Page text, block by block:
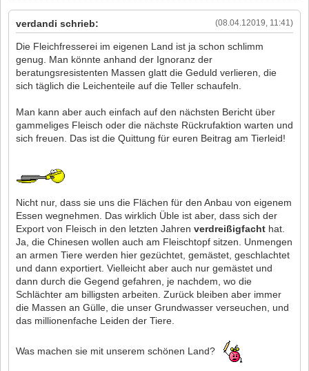
(08.04.12019, 11:41)
verdandi schrieb:
Die Fleichfresserei im eigenen Land ist ja schon schlimm
genug. Man könnte anhand der Ignoranz der
beratungsresistenten Massen glatt die Geduld verlieren, die
sich täglich die Leichenteile auf die Teller schaufeln.
Man kann aber auch einfach auf den nächsten Bericht über
gammeliges Fleisch oder die nächste Rückrufaktion warten und
sich freuen. Das ist die Quittung für euren Beitrag am Tierleid!
Nicht nur, dass sie uns die Flächen für den Anbau von eigenem
Essen wegnehmen. Das wirklich Üble ist aber, dass sich der
Export von Fleisch in den letzten Jahren verdreißigfacht hat.
Ja, die Chinesen wollen auch am Fleischtopf sitzen. Unmengen
an armen Tiere werden hier gezüchtet, gemästet, geschlachtet
und dann exportiert. Vielleicht aber auch nur gemästet und
dann durch die Gegend gefahren, je nachdem, wo die
Schlächter am billigsten arbeiten. Zurück bleiben aber immer
die Massen an Gülle, die unser Grundwasser verseuchen, und
das millionenfache Leiden der Tiere.
Was machen sie mit unserem schönen Land?